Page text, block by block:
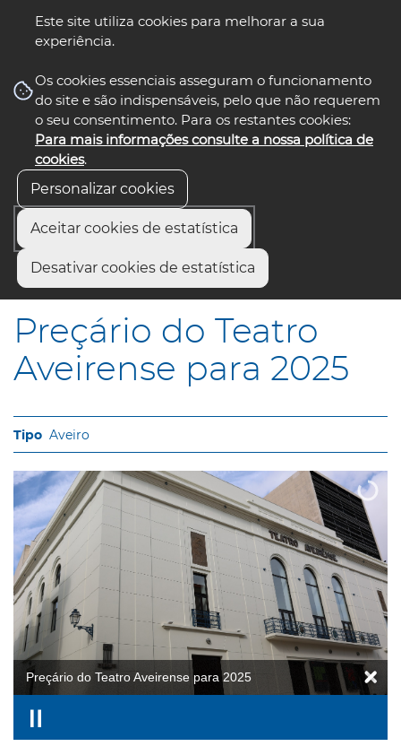
Este site utiliza cookies para melhorar a sua
experiência.
Os cookies essenciais asseguram o funcionamento
do site e são indispensáveis, pelo que não requerem
o seu consentimento. Para os restantes cookies:
Para mais informações consulte a nossa política de
cookies.
Personalizar cookies
Aceitar cookies de estatística
Desativar cookies de estatística
nos select language
Início
Preçário do Teatro Aveirense para 2025
Preçário do Teatro
Aveirense para 2025
Aveiro
Preçário do Teatro Aveirense para 2025